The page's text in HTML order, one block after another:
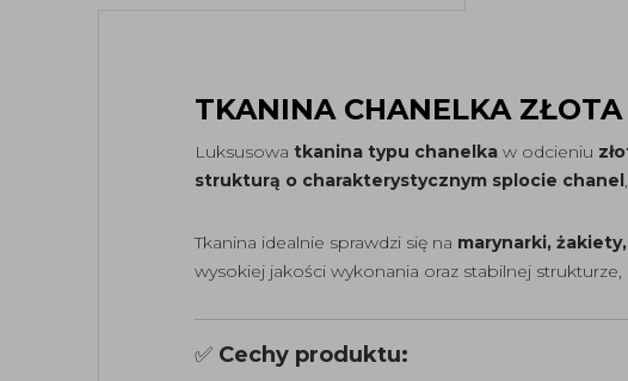
TKANINA CHANELKA
Luksusowa tkanina typu chanelka w odcieniu
strukturą o charakterystycznym splocie chanel
Tkanina idealnie sprawdzi się na marynarki,
wysokiej jakości wykonania oraz stabilnej
✅ Cechy produktu: